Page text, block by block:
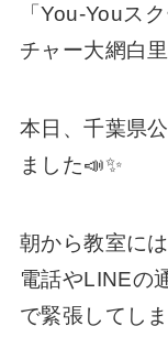
「You-Youス
チャー大網白
本日、千葉県
ました📣✨
朝から教室に
電話やLINEの
で緊張してし